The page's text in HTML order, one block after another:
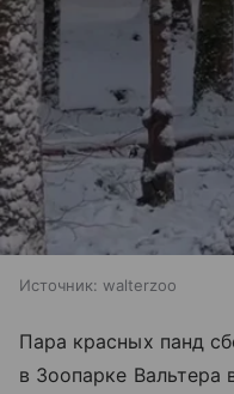
Источник: walterzoo
Пара красных панд
в Зоопарке Вальтера